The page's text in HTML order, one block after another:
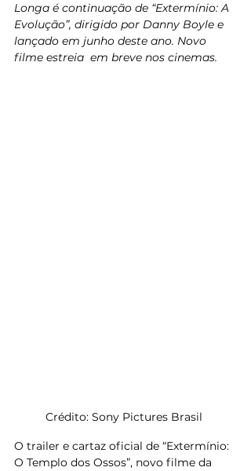
Longa é continuação de “Extermínio: A
Evolução”, dirigido por Danny Boyle e
lançado em junho deste ano. Novo
filme estreia  em breve nos cinemas.
Crédito: Sony Pictures Brasil
O trailer e cartaz oficial de “Extermínio:
O Templo dos Ossos”, novo filme da